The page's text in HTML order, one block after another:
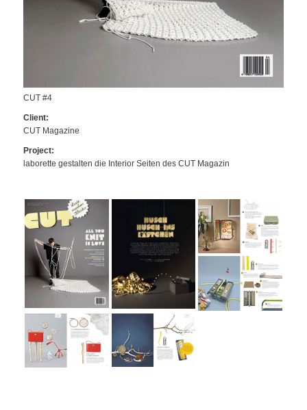
CUT #4
Client:
CUT Magazine
Project:
laborette gestalten die Interior Seiten des CUT Magazin